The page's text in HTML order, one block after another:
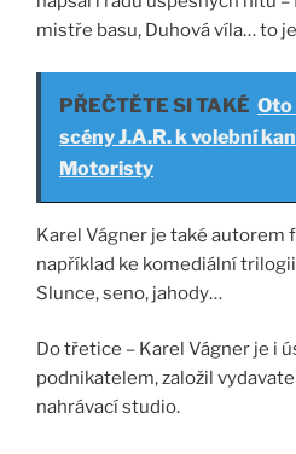
mistře basu, Duhová víla… to
PŘEČTĚTE SI TAKÉ Oto
scény J.A.R. k volební
Motoristy
Karel Vágner je také autorem
například ke komediální
Slunce, seno, jahody…
Do třetice – Karel Vágner je i
podnikatelem, založil
nahrávací studio.